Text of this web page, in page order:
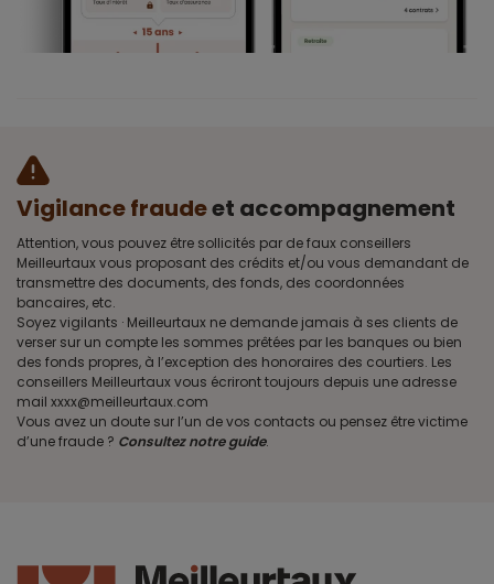
Vigilance fraudeet accompagnement
Attention, vous pouvez être sollicités par de faux conseillers
Meilleurtaux vous proposant des crédits et/ou vous demandant de
transmettre des documents, des fonds, des coordonnées
bancaires, etc.
Soyez vigilants · Meilleurtaux ne demande jamais à ses clients de
verser sur un compte les sommes prêtées par les banques ou bien
des fonds propres, à l’exception des honoraires des courtiers. Les
conseillers Meilleurtaux vous écriront toujours depuis une adresse
mail xxxx@meilleurtaux.com
Vous avez un doute sur l’un de vos contacts ou pensez être victime
d’une fraude ? Consultez notre guide.